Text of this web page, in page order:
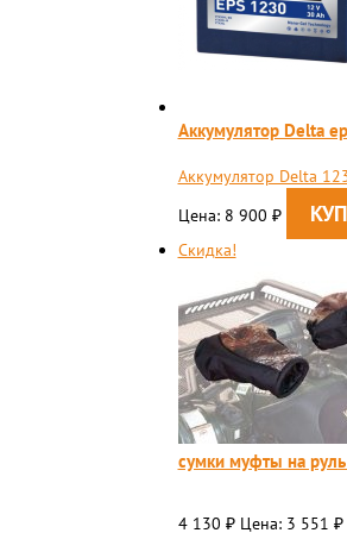
Аккумулятор Delta
Аккумулятор Delta
Цена: 8 900 ₽
Скидка!
сумки муфты на
4 130 ₽ Цена: 3 551 ₽